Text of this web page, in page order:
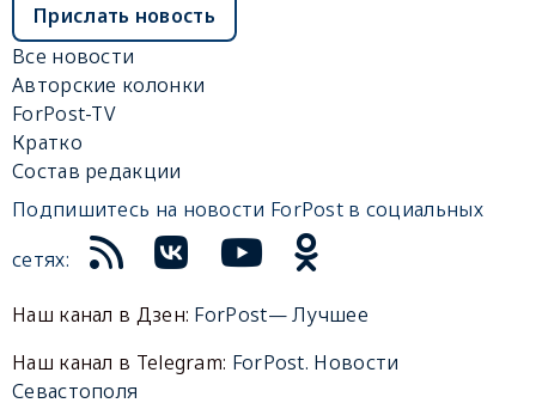
Прислать новость
Все новости
Авторские колонки
ForPost-TV
Кратко
Состав редакции
Подпишитесь на новости ForPost в социальных
сетях:
Наш канал в Дзен: ForPost— Лучшее
Наш канал в Telegram: ForPost. Новости
Севастополя